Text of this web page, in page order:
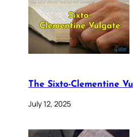
The Sixto-Clementine
July 12, 2025